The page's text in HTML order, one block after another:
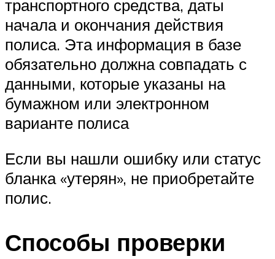
транспортного средства, даты
начала и окончания действия
полиса. Эта информация в базе
обязательно должна совпадать с
данными, которые указаны на
бумажном или электронном
варианте полиса
Если вы нашли ошибку или статус
бланка «утерян», не приобретайте
полис.
Способы проверки